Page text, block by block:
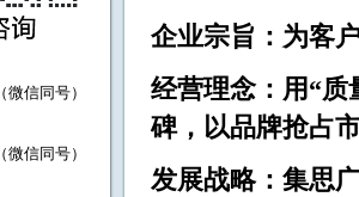
信同号）
信同号）
企业宗旨：为客
经营理念：用“质
碑，以品牌抢占
发展战略：集思